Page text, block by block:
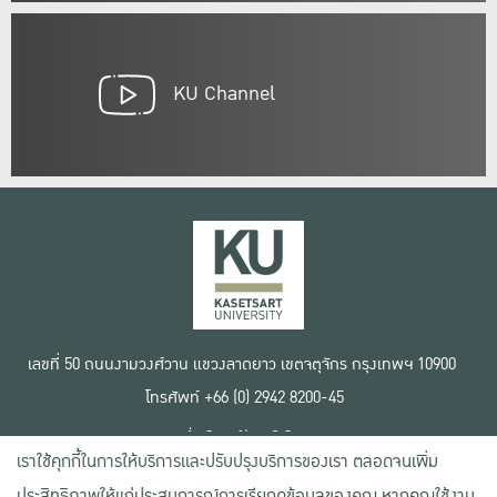
KU Channel
เลขที่ 50 ถนนงามวงศ์วาน แขวงลาดยาว เขตจตุจักร กรุงเทพฯ 10900
โทรศัพท์ +66 (0) 2942 8200-45
เงื่อนไขการใช้งานเว็บไซต์
ข้อตกลงด้านสิทธิ์ใช้งาน
นโยบายความเป็นส่วนตัว
เราใช้คุกกี้ในการให้บริการและปรับปรุงบริการของเรา ตลอดจนเพิ่ม